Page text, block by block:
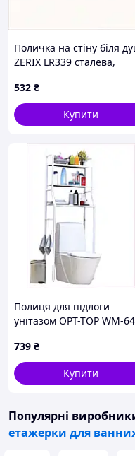
Поличка на стіну біля
ZERIX LR339 сталева,
532 ₴
Купити
Полиця для підлоги
унітазом OPT-TOP WM-64
739 ₴
Купити
Популярні
етажерки для